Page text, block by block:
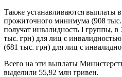
Также устанавливаются выплаты
прожиточного минимума (908
получат инвалидность I группы, в
тыс. грн) для лиц с
(681 тыс. грн) для лиц с
Всего на эти выплаты
выделили 55,92 млн гривен.